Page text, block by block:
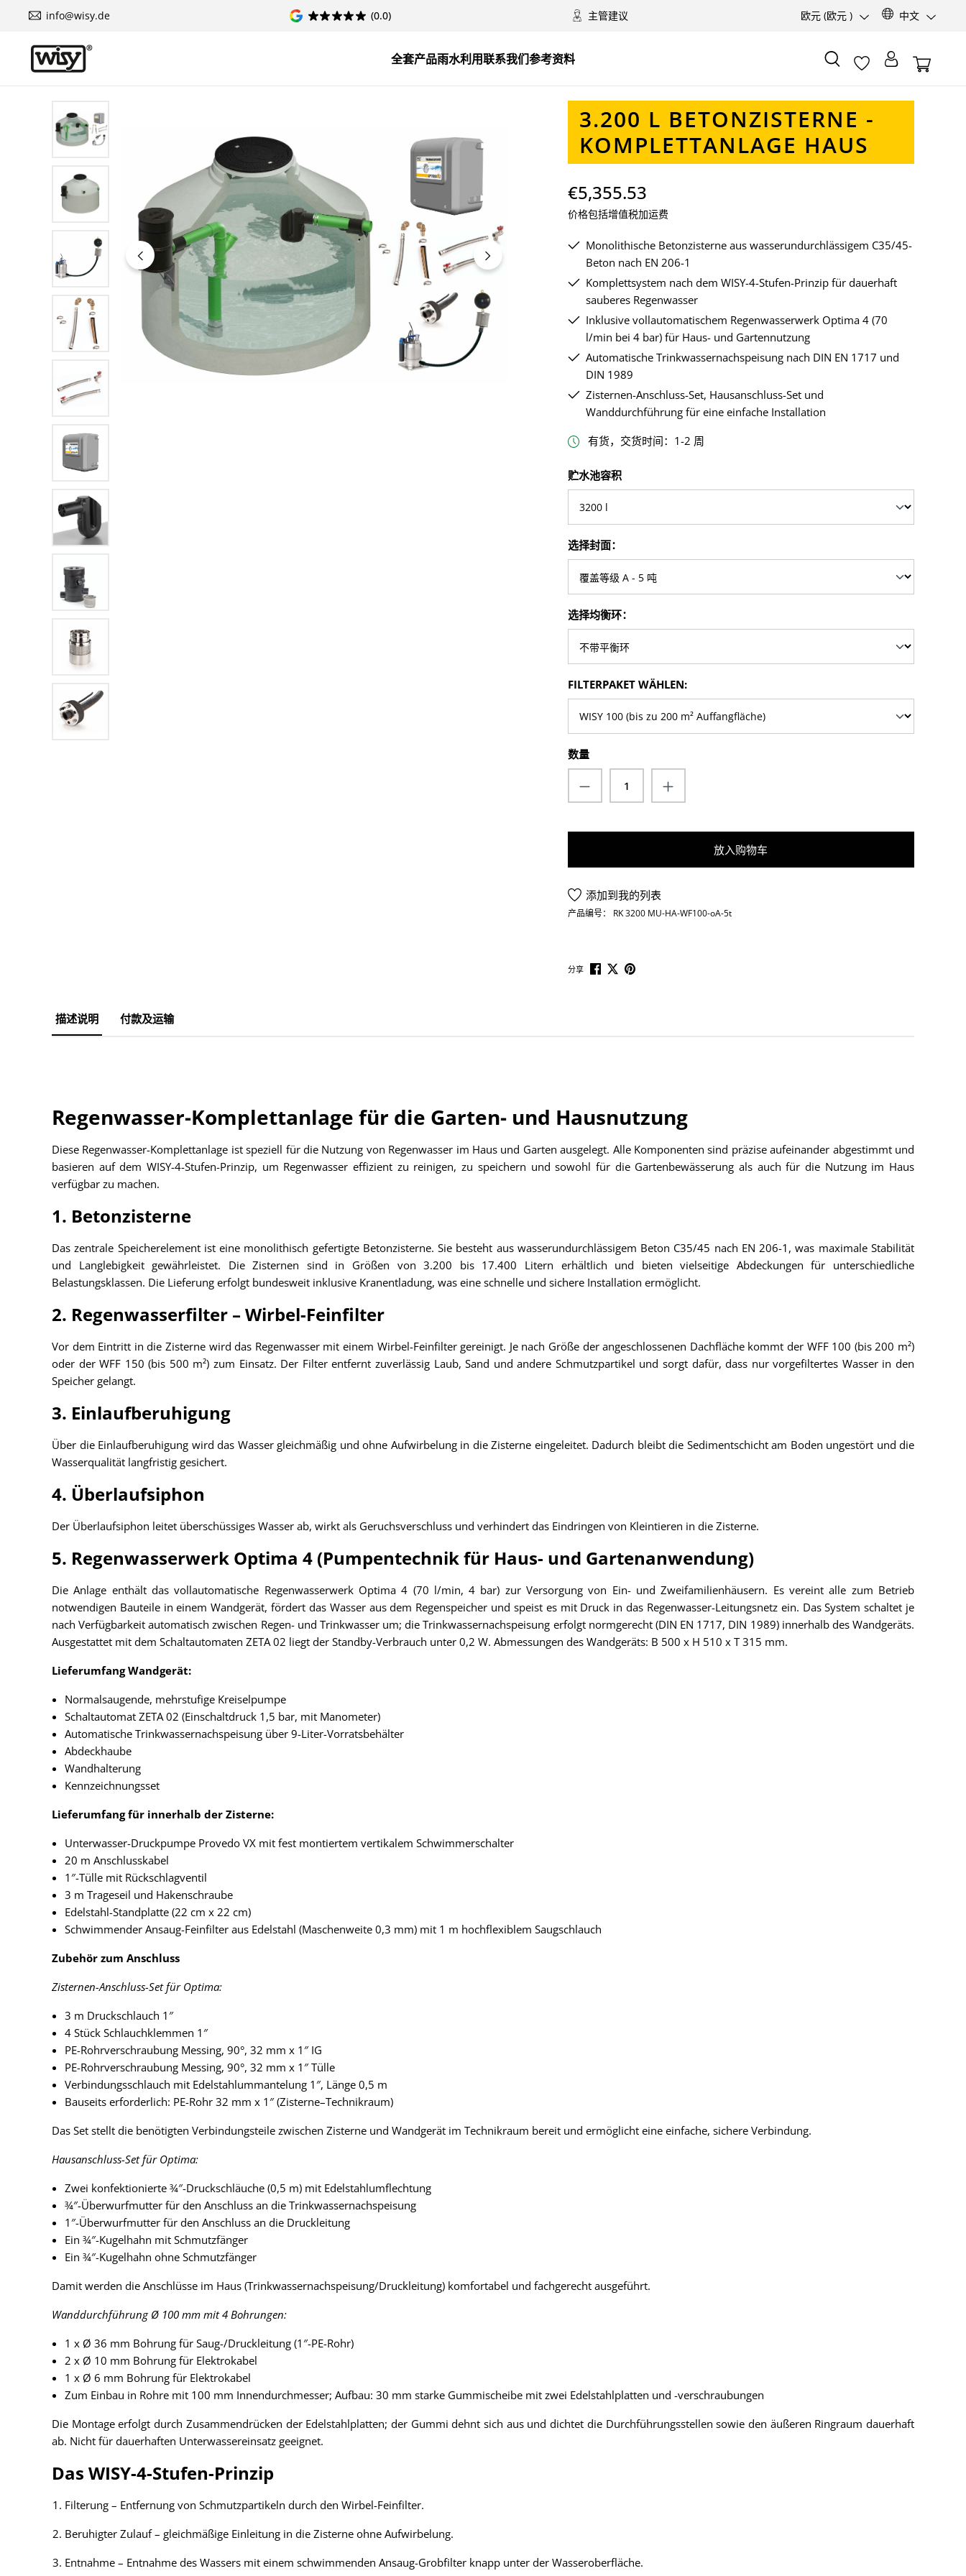
info@wisy.de (0.0) 主管建议 欧元 (欧元 ) 中文
全套产品雨水利用联系我们参考资料
Skip image gallery
3.200 L BETONZISTERNE -
KOMPLETTANLAGE HAUS
€5,355.53
价格包括增值税加运费
Monolithische Betonzisterne aus wasserundurchlässigem C35/45-
Beton nach EN 206-1
Komplettsystem nach dem WISY-4-Stufen-Prinzip für dauerhaft
sauberes Regenwasser
Inklusive vollautomatischem Regenwasserwerk Optima 4 (70
l/min bei 4 bar) für Haus- und Gartennutzung
Automatische Trinkwassernachspeisung nach DIN EN 1717 und
DIN 1989
Zisternen-Anschluss-Set, Hausanschluss-Set und
Wanddurchführung für eine einfache Installation
有货，交货时间：1-2 周
SELECT
贮水池容积
SELECT
选择封面：
SELECT
选择均衡环：
SELECT
FILTERPAKET WÄHLEN:
数量
Product Quantity: Enter the desired amount or
放入购物车
添加到我的列表
产品编号： RK 3200 MU-HA-WF100-oA-5t
分享
描述说明 付款及运输
Regenwasser-Komplettanlage für die Garten- und Hausnutzung
Diese Regenwasser-Komplettanlage ist speziell für die Nutzung von Regenwasser im Haus und Garten ausgelegt. Alle Komponenten sind präzise aufeinander abgestimmt und
basieren auf dem WISY-4-Stufen-Prinzip, um Regenwasser effizient zu reinigen, zu speichern und sowohl für die Gartenbewässerung als auch für die Nutzung im Haus
verfügbar zu machen.
1. Betonzisterne
Das zentrale Speicherelement ist eine monolithisch gefertigte Betonzisterne. Sie besteht aus wasserundurchlässigem Beton C35/45 nach EN 206-1, was maximale Stabilität
und Langlebigkeit gewährleistet. Die Zisternen sind in Größen von 3.200 bis 17.400 Litern erhältlich und bieten vielseitige Abdeckungen für unterschiedliche
Belastungsklassen. Die Lieferung erfolgt bundesweit inklusive Kranentladung, was eine schnelle und sichere Installation ermöglicht.
2. Regenwasserfilter – Wirbel-Feinfilter
Vor dem Eintritt in die Zisterne wird das Regenwasser mit einem Wirbel-Feinfilter gereinigt. Je nach Größe der angeschlossenen Dachfläche kommt der WFF 100 (bis 200 m²)
oder der WFF 150 (bis 500 m²) zum Einsatz. Der Filter entfernt zuverlässig Laub, Sand und andere Schmutzpartikel und sorgt dafür, dass nur vorgefiltertes Wasser in den
Speicher gelangt.
3. Einlaufberuhigung
Über die Einlaufberuhigung wird das Wasser gleichmäßig und ohne Aufwirbelung in die Zisterne eingeleitet. Dadurch bleibt die Sedimentschicht am Boden ungestört und die
Wasserqualität langfristig gesichert.
4. Überlaufsiphon
Der Überlaufsiphon leitet überschüssiges Wasser ab, wirkt als Geruchsverschluss und verhindert das Eindringen von Kleintieren in die Zisterne.
5. Regenwasserwerk Optima 4 (Pumpentechnik für Haus- und Gartenanwendung)
Die Anlage enthält das vollautomatische Regenwasserwerk Optima 4 (70 l/min, 4 bar) zur Versorgung von Ein- und Zweifamilienhäusern. Es vereint alle zum Betrieb
notwendigen Bauteile in einem Wandgerät, fördert das Wasser aus dem Regenspeicher und speist es mit Druck in das Regenwasser-Leitungsnetz ein. Das System schaltet je
nach Verfügbarkeit automatisch zwischen Regen- und Trinkwasser um; die Trinkwassernachspeisung erfolgt normgerecht (DIN EN 1717, DIN 1989) innerhalb des Wandgeräts.
Ausgestattet mit dem Schaltautomaten ZETA 02 liegt der Standby-Verbrauch unter 0,2 W. Abmessungen des Wandgeräts: B 500 x H 510 x T 315 mm.
Lieferumfang Wandgerät:
Normalsaugende, mehrstufige Kreiselpumpe
Schaltautomat ZETA 02 (Einschaltdruck 1,5 bar, mit Manometer)
Automatische Trinkwassernachspeisung über 9-Liter-Vorratsbehälter
Abdeckhaube
Wandhalterung
Kennzeichnungsset
Lieferumfang für innerhalb der Zisterne:
Unterwasser-Druckpumpe Provedo VX mit fest montiertem vertikalem Schwimmerschalter
20 m Anschlusskabel
1″-Tülle mit Rückschlagventil
3 m Trageseil und Hakenschraube
Edelstahl-Standplatte (22 cm x 22 cm)
Schwimmender Ansaug-Feinfilter aus Edelstahl (Maschenweite 0,3 mm) mit 1 m hochflexiblem Saugschlauch
Zubehör zum Anschluss
Zisternen-Anschluss-Set für Optima:
3 m Druckschlauch 1″
4 Stück Schlauchklemmen 1″
PE-Rohrverschraubung Messing, 90°, 32 mm x 1″ IG
PE-Rohrverschraubung Messing, 90°, 32 mm x 1″ Tülle
Verbindungsschlauch mit Edelstahlummantelung 1″, Länge 0,5 m
Bauseits erforderlich: PE-Rohr 32 mm x 1″ (Zisterne–Technikraum)
Das Set stellt die benötigten Verbindungsteile zwischen Zisterne und Wandgerät im Technikraum bereit und ermöglicht eine einfache, sichere Verbindung.
Hausanschluss-Set für Optima:
Zwei konfektionierte ¾″-Druckschläuche (0,5 m) mit Edelstahlumflechtung
¾″-Überwurfmutter für den Anschluss an die Trinkwassernachspeisung
1″-Überwurfmutter für den Anschluss an die Druckleitung
Ein ¾″-Kugelhahn mit Schmutzfänger
Ein ¾″-Kugelhahn ohne Schmutzfänger
Damit werden die Anschlüsse im Haus (Trinkwassernachspeisung/Druckleitung) komfortabel und fachgerecht ausgeführt.
Wanddurchführung Ø 100 mm mit 4 Bohrungen:
1 x Ø 36 mm Bohrung für Saug-/Druckleitung (1″-PE-Rohr)
2 x Ø 10 mm Bohrung für Elektrokabel
1 x Ø 6 mm Bohrung für Elektrokabel
Zum Einbau in Rohre mit 100 mm Innendurchmesser; Aufbau: 30 mm starke Gummischeibe mit zwei Edelstahlplatten und -verschraubungen
Die Montage erfolgt durch Zusammendrücken der Edelstahlplatten; der Gummi dehnt sich aus und dichtet die Durchführungsstellen sowie den äußeren Ringraum dauerhaft
ab. Nicht für dauerhaften Unterwassereinsatz geeignet.
Das WISY-4-Stufen-Prinzip
Filterung – Entfernung von Schmutzpartikeln durch den Wirbel-Feinfilter.
Beruhigter Zulauf – gleichmäßige Einleitung in die Zisterne ohne Aufwirbelung.
Entnahme – Entnahme des Wassers mit einem schwimmenden Ansaug-Grobfilter knapp unter der Wasseroberfläche.